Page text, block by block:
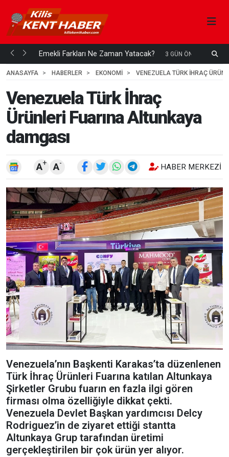
mi... Emekli Farkları Ne Zaman Yatacak? 3 GÜN ÖNCE
ANASAYFA
HABERLER EKONOMİ VENEZUELA TÜRK İHRAÇ
Venezuela Türk İhraç
Ürünleri Fuarına Altunkaya
damgası
A+ A- HABER MERKEZI
Venezuela’nın Başkenti Karakas’ta düzenlenen
Türk İhraç Ürünleri Fuarına katılan Altunkaya
Şirketler Grubu fuarın en fazla ilgi gören
firması olma özelliğiyle dikkat çekti.
Venezuela Devlet Başkan yardımcısı Delcy
Rodriguez’in de ziyaret ettiği stantta
Altunkaya Grup tarafından üretimi
gerçekleştirilen bir çok ürün yer alıyor.